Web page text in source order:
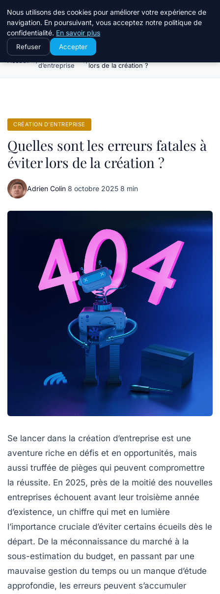
Travail Saisonnier
Création
d’entreprise
Quelles sont les erreurs fatales à éviter
lors de la création ?
CRÉATION D’ENTREPRISE
Quelles sont les erreurs fatales à
éviter lors de la création ?
Adrien Colin·8 octobre 2025·8 min
Se lancer dans la création d’entreprise est une
aventure riche en défis et en opportunités, mais
aussi truffée de pièges qui peuvent compromettre
la réussite. En 2025, près de la moitié des nouvelles
entreprises échouent avant leur troisième année
d’existence, un chiffre qui met en lumière
l’importance cruciale d’éviter certains écueils dès le
départ. De la méconnaissance du marché à la
sous-estimation du budget, en passant par une
mauvaise gestion du temps ou un manque d’étude
approfondie, les erreurs peuvent s’accumuler
Nous utilisons des cookies pour améliorer votre expérience de
navigation. En poursuivant, vous acceptez notre politique de
confidentialité. En savoir plus
Refuser Accepter